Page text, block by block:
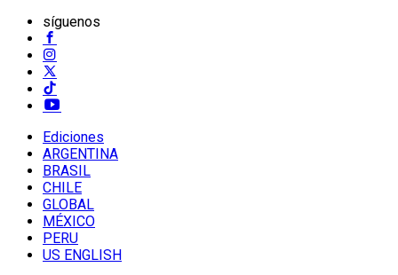
síguenos
Ediciones
ARGENTINA
BRASIL
CHILE
GLOBAL
MÉXICO
PERU
US ENGLISH